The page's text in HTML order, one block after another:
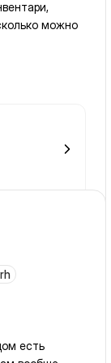
можно
есть